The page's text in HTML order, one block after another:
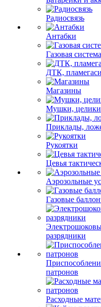
Радиосвязь
Антабки
Газовая
ДТК,
Магазины
Мушки, целики
Приклады,
Рукоятки
Цевья
Аэрозольные
Газовые
разрядники
патронов
Расходные